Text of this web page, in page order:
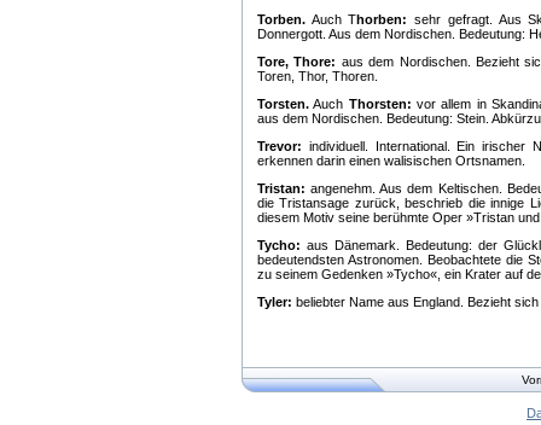
Torben. Auch Thorben: sehr gefragt. Aus
Donnergott. Aus dem Nordischen. Bedeutung:
Tore, Thore: aus dem Nordischen. Bezieht
Toren, Thor, Thoren.
Torsten. Auch Thorsten: vor allem in
aus dem Nordischen. Bedeutung: Stein.
Trevor: individuell. International. Ein irischer
erkennen darin einen walisischen Ortsnamen.
Tristan: angenehm. Aus dem Keltischen.
die Tristansage zurück, beschrieb die innige
diesem Motiv seine berühmte Oper »Tristan
Tycho: aus Dänemark. Bedeutung: der
bedeutendsten Astronomen. Beobachtete die
zu seinem Gedenken »Tycho«, ein Krater auf
Tyler: beliebter Name aus England. Bezieht